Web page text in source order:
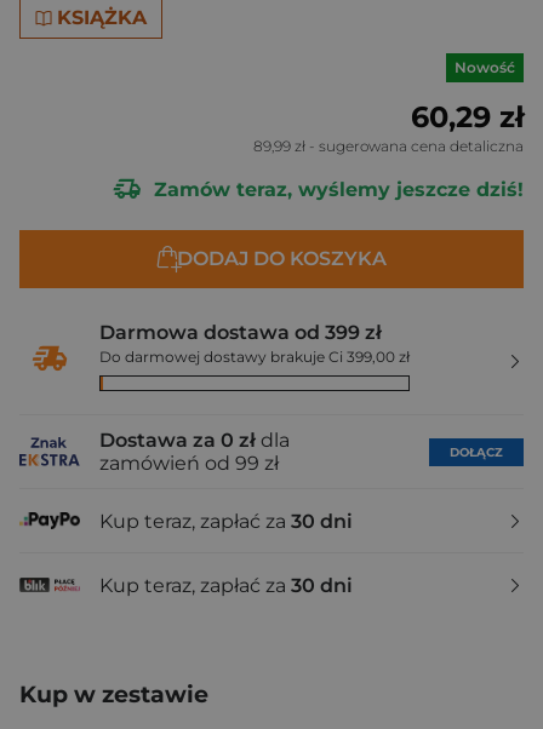
KSIĄŻKA
Nowość
60,29 zł
89,99 zł - sugerowana cena detaliczna
Zamów teraz, wyślemy jeszcze dziś!
DODAJ DO KOSZYKA
Darmowa dostawa od 399 zł
Do darmowej dostawy brakuje Ci 399,00 zł
Dostawa za 0 zł dla
zamówień od 99 zł
DOŁĄCZ
Kup teraz, zapłać za 30 dni
Kup teraz, zapłać za 30 dni
Kup w zestawie